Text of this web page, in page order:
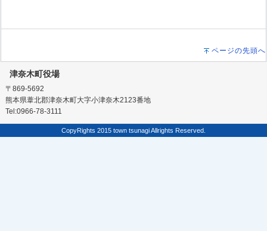
ページの先頭へ
津奈木町役場
〒869-5692
熊本県葦北郡津奈木町大字小津奈木2123番地
Tel:0966-78-3111
CopyRights 2015 town tsunagi Allrights Reserved.